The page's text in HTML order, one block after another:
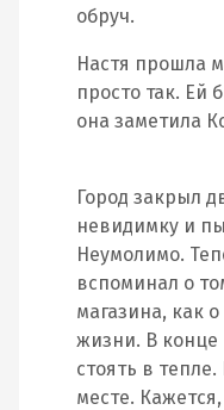
обруч.
Настя прошла
просто так. Ей
она заметила
Город закрыл
невидимку и
Неумолимо.
вспоминал о
магазина, как
жизни. В конце
стоять в
месте.